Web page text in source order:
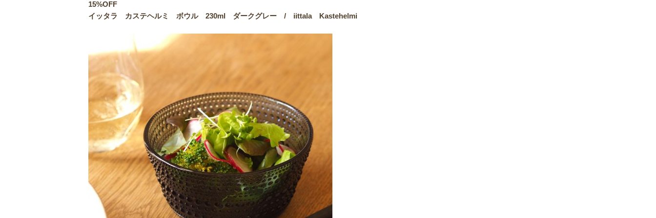
15%OFF
イッタラ カステヘルミ ボウル 230ml ダークグレー / iittala Kastehelmi